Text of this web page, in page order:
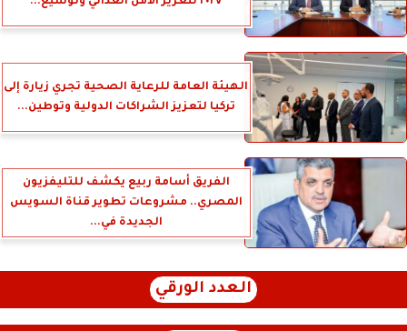
الهيئة العامة للرعاية الصحية تجري زيارة إلى
تركيا لتعزيز الشراكات الدولية وتوطين...
الفريق أسامة ربيع يكشف للتليفزيون
المصري.. مشروعات تطوير قناة السويس
الجديدة في...
العدد الورقي